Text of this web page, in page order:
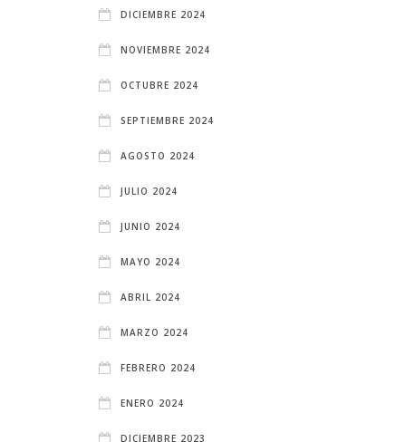
DICIEMBRE 2024
NOVIEMBRE 2024
OCTUBRE 2024
SEPTIEMBRE 2024
AGOSTO 2024
JULIO 2024
JUNIO 2024
MAYO 2024
ABRIL 2024
MARZO 2024
FEBRERO 2024
ENERO 2024
DICIEMBRE 2023